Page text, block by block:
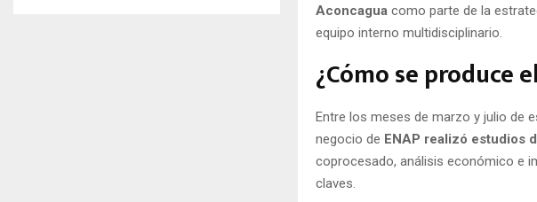
Aconcagua como parte de la
equipo interno multidisciplinario.
¿Cómo se produce
Entre los meses de marzo y julio de
negocio de ENAP realizó estudios
coprocesado, análisis económico e
claves.